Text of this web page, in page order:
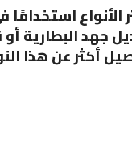
الأنواع
جهد
أكثر عن هذا